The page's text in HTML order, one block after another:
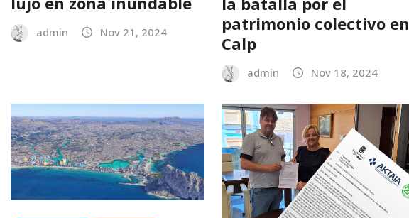
admin Nov 21, 2024
patrimonio colectivo en
Calp
admin Nov 18, 2024